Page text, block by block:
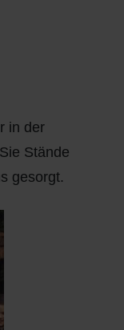
in der
Stände
gesorgt.